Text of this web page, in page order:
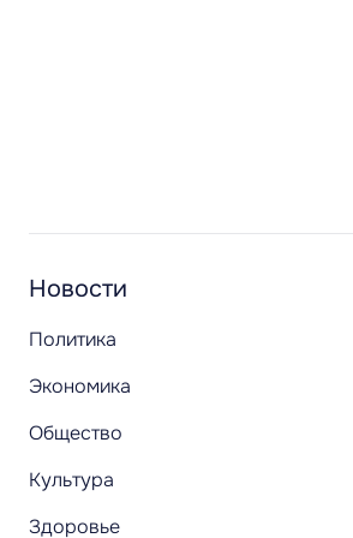
Новости
Политика
Экономика
Общество
Культура
Здоровье